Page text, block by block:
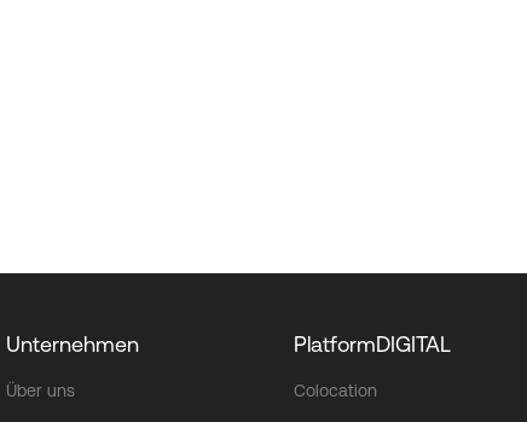
Unternehmen
Über uns
PlatformDIGITAL
Colocation